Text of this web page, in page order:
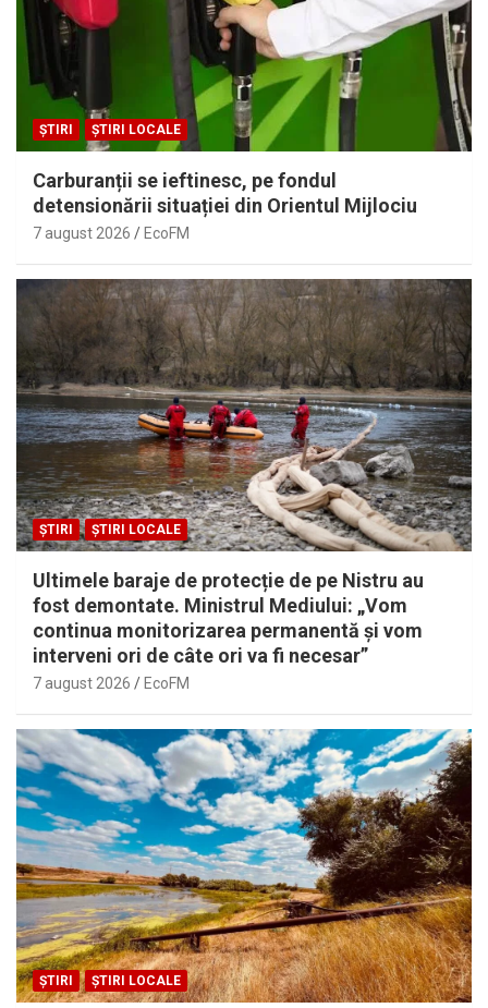
ȘTIRI ȘTIRI LOCALE
Carburanții se ieftinesc, pe fondul
detensionării situației din Orientul Mijlociu
7 august 2026 EcoFM
ȘTIRI ȘTIRI LOCALE
Ultimele baraje de protecție de pe Nistru au
fost demontate. Ministrul Mediului: „Vom
continua monitorizarea permanentă și vom
interveni ori de câte ori va fi necesar”
7 august 2026 EcoFM
ȘTIRI ȘTIRI LOCALE